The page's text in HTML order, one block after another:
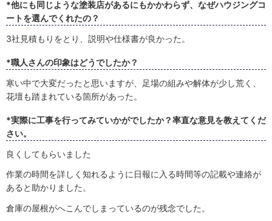
*他にも同じような塗装店があるにもかかわらず、なぜハウジングコ
ートを選んでくれたの？
3社見積もりをとり、説明や仕様書が良かった。
*職人さんの印象はどうでしたか？
寒い中で大変だったと思いますが、足場の組みや解体が少し荒く、
花壇も踏まれている箇所があった。
*実際に工事を行ってみていかがでしたか？率直な意見を教えてくだ
さい。
良くしてもらいました
作業の時間を詳しく知れるように日報に入る時間等の記載や連絡が
あると助かりました。
倉庫の屋根がへこんでしまっているのが残念でした。